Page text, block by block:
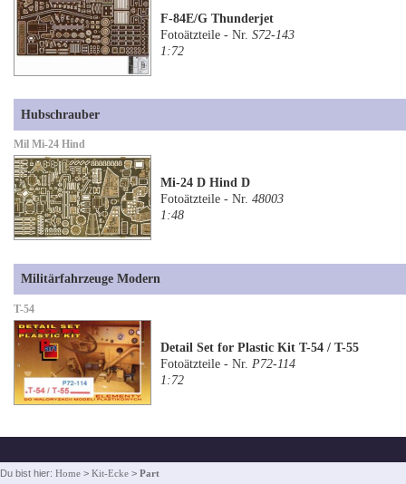
F-84E/G Thunderjet
Fotoätzteile - Nr.S72-143
1:72
Hubschrauber
Mil Mi-24 Hind
Mi-24 D Hind D
Fotoätzteile - Nr.48003
1:48
Militärfahrzeuge Modern
T-54
Detail Set for Plastic Kit T-54 / T-55
Fotoätzteile - Nr. P72-114
1:72
Du bist hier: Home > Kit-Ecke > Part